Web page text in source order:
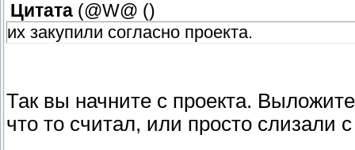
Цитата (@W@ ()
их закупили согласно проекта.
Так вы начните с проекта.
что то считал, или просто слизали